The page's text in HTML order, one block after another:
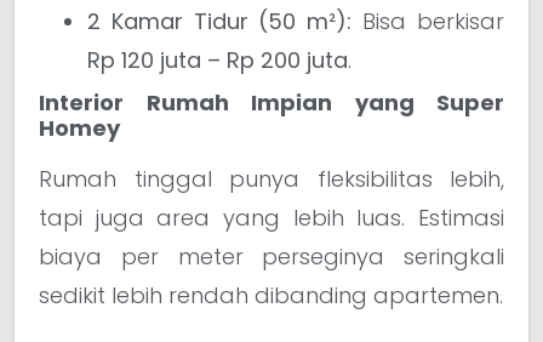
2 Kamar Tidur (50 m²): Bisa berkisar
Rp 120 juta – Rp 200 juta.
Interior Rumah Impian yang Super
Homey
Rumah tinggal punya fleksibilitas lebih,
tapi juga area yang lebih luas. Estimasi
biaya per meter perseginya seringkali
sedikit lebih rendah dibanding apartemen.